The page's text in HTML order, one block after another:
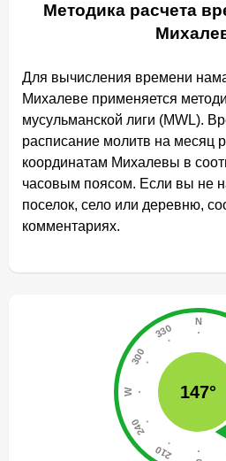
Методика расчета
Для вычисления времени
Михалеве применяется
мусульманской лиги (MWL).
расписание молитв на месяц
координатам Михалевы в
часовым поясом. Если вы не
поселок, село или деревню,
комментариях.
147°